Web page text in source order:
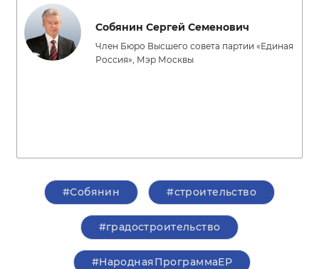
Собянин Сергей Семенович
Член Бюро Высшего совета партии «Единая
Россия», Мэр Москвы
#Собянин #строительство
#градостроительство
#НароднаяПрограммаЕР